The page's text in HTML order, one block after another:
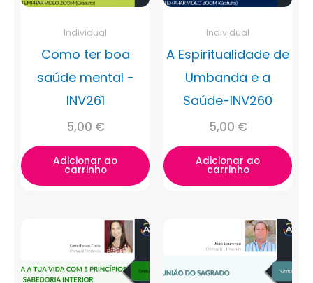
Individual
Como ter boa
saúde mental -
INV261
5,00 €
Adicionar ao
carrinho
Individual
A Espiritualidade de
Umbanda e a
Saúde-INV260
5,00 €
Adicionar ao
carrinho